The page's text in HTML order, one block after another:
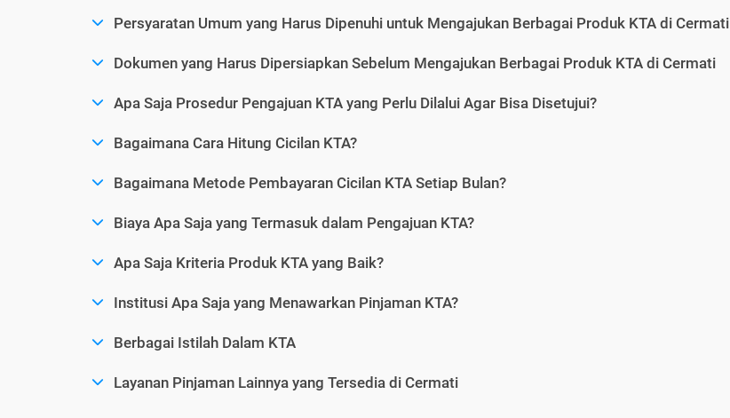
Persyaratan Umum yang Harus Dipenuhi untuk Mengajukan Berbagai Produk KTA di Cermati
Dokumen yang Harus Dipersiapkan Sebelum Mengajukan Berbagai Produk KTA di Cermati
Apa Saja Prosedur Pengajuan KTA yang Perlu Dilalui Agar Bisa Disetujui?
Bagaimana Cara Hitung Cicilan KTA?
Bagaimana Metode Pembayaran Cicilan KTA Setiap Bulan?
Biaya Apa Saja yang Termasuk dalam Pengajuan KTA?
Apa Saja Kriteria Produk KTA yang Baik?
Institusi Apa Saja yang Menawarkan Pinjaman KTA?
Berbagai Istilah Dalam KTA
Layanan Pinjaman Lainnya yang Tersedia di Cermati